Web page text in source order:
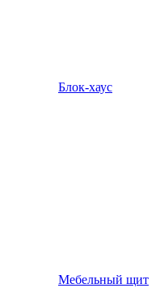
Блок-хаус
Мебельный щит